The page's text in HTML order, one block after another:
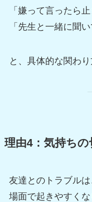
「嫌って言ったら止
「先生と一緒に聞い
と、具体的な関わ
理由4：気持ち
友達とのトラブル
場面で起きやすくな